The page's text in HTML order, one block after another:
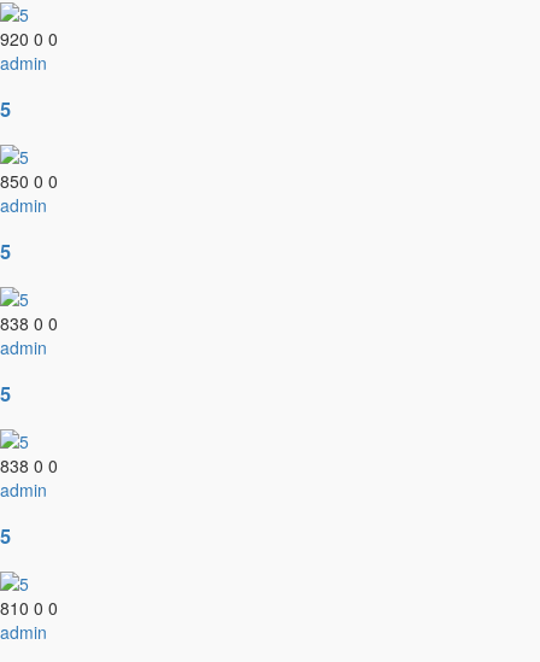
920 0 0
admin
5
850 0 0
admin
5
838 0 0
admin
5
838 0 0
admin
5
810 0 0
admin